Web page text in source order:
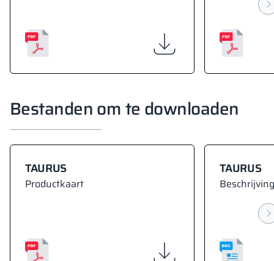
Bestanden om te downloaden
TAURUS
Productkaart
TAURUS